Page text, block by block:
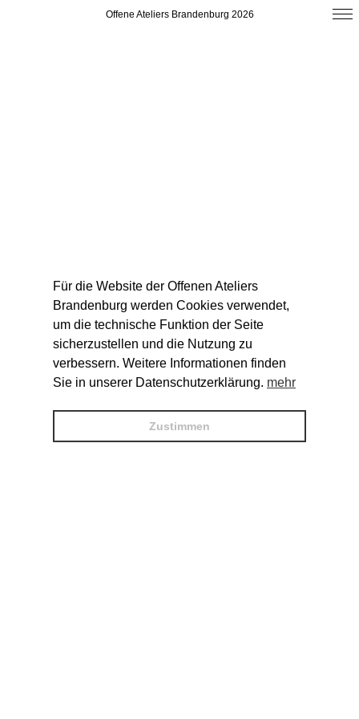
Offene Ateliers Brandenburg 2026
Für die Website der Offenen Ateliers
Brandenburg werden Cookies verwendet,
um die technische Funktion der Seite
sicherzustellen und die Nutzung zu
verbessern. Weitere Informationen finden
Sie in unserer Datenschutzerklärung. mehr
Zustimmen